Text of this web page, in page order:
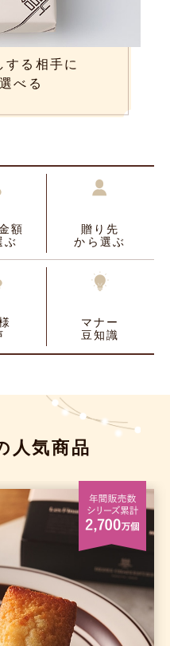
する相手に
べる
額
ぶ
贈り先
から選ぶ
マナー
豆知識
人気商品